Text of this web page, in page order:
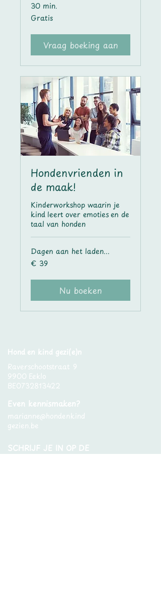
30 min.
Gratis
Gratis
Vraag boeking aan
Hondenvrienden in
de maak!
Kinderworkshop waarin je
kind leert over emoties en de
taal van honden
Dagen aan het laden...
39
euro
€ 39
Nu boeken
Hond en kind gezi(e)n
Raverschootstraat 9
9900 Eeklo
BE0732813422
Even kennismaken?
marianne@hondenkind
gezien.be
SCHRIJF JE IN OP DE